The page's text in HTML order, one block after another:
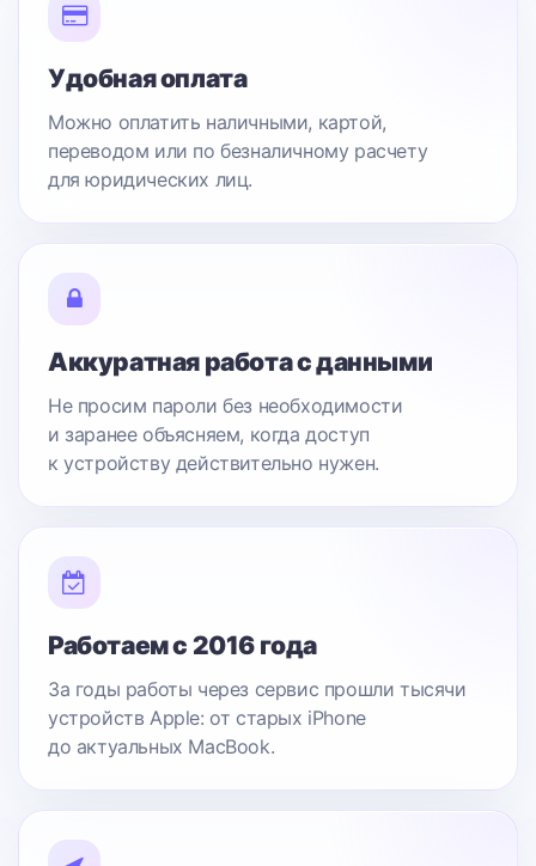
Удобная оплата
Можно оплатить наличными, картой,
переводом или по безналичному расчету
для юридических лиц.
Аккуратная работа с данными
Не просим пароли без необходимости
и заранее объясняем, когда доступ
к устройству действительно нужен.
Работаем с 2016 года
За годы работы через сервис прошли тысячи
устройств Apple: от старых iPhone
до актуальных MacBook.